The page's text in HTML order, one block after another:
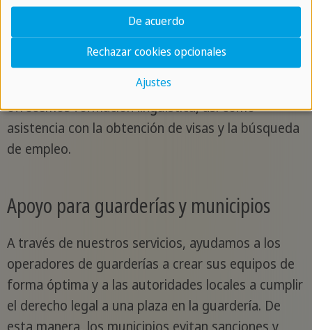
Team Talents te acompaña desde la contratación
hasta el exitoso reconocimiento de educadoras y
educadores internacionales. Conocemos bien los
requisitos de las autoridades de reconocimiento y
ofrecemos formación lingüística, así como
asistencia con la obtención de visas y la búsqueda
de empleo.
Apoyo para guarderías y municipios
A través de nuestros servicios, ayudamos a los
operadores de guarderías a crear sus equipos de
forma óptima y a las autoridades locales a cumplir
el derecho legal a una plaza en la guardería. De
Ajustes
Rechazar cookies opcionales
De acuerdo